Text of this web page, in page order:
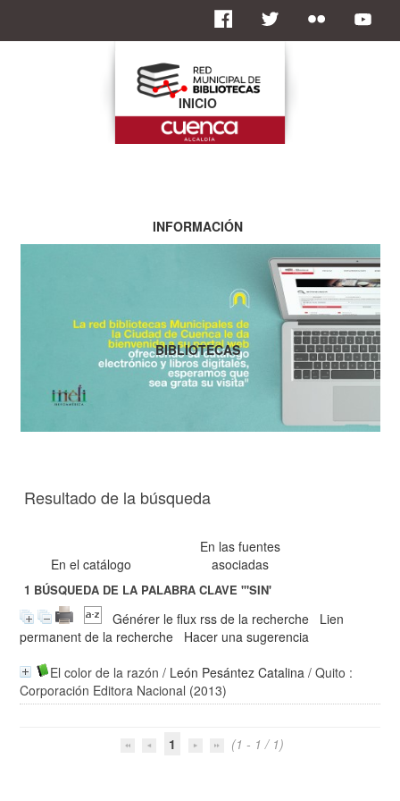
Resultado de la búsqueda
En el catálogo
En las fuentes
asociadas
1 BÚSQUEDA DE LA PALABRA CLAVE'"SIN'
Générer le flux rss de la recherche
Lien
permanent de la recherche
Hacer una sugerencia
El color de la razón / León Pesántez Catalina / Quito :
Corporación Editora Nacional (2013)
1 (1 - 1 / 1)
INICIO
INFORMACIÓN
BIBLIOTECAS